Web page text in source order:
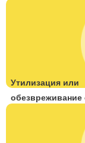
Утилизация или
обезвреживание